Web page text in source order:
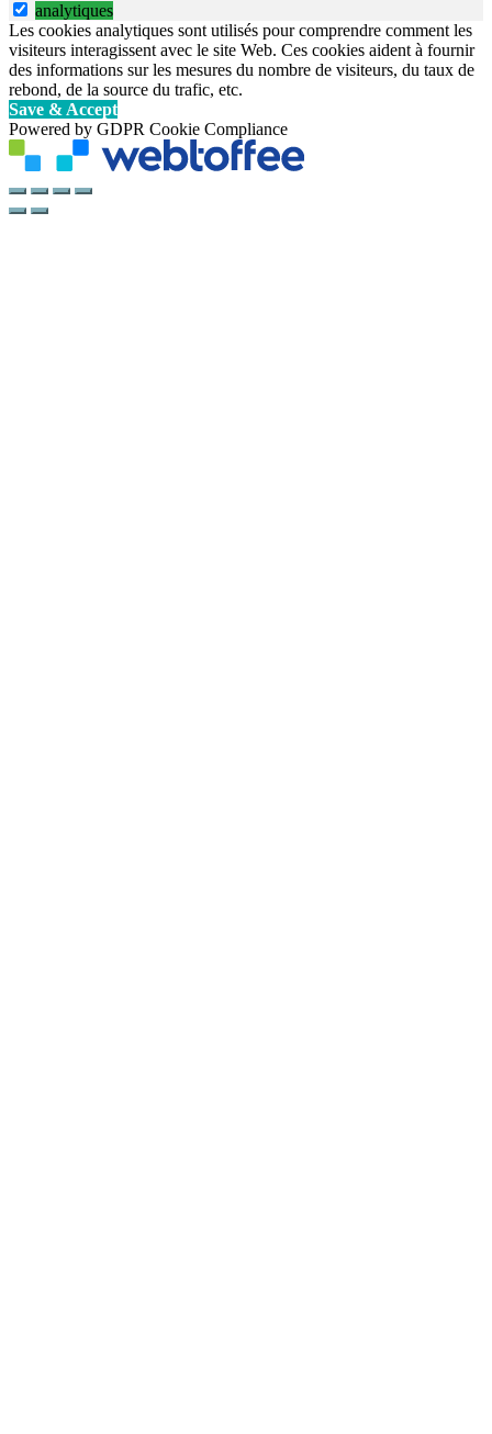
analytiques
Les cookies analytiques sont utilisés pour comprendre comment les
visiteurs interagissent avec le site Web. Ces cookies aident à fournir
des informations sur les mesures du nombre de visiteurs, du taux de
rebond, de la source du trafic, etc.
Save & Accept
Powered by GDPR Cookie Compliance